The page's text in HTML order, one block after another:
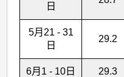
日
5月21 - 31
日
29.2
6月1 - 10日 29.3